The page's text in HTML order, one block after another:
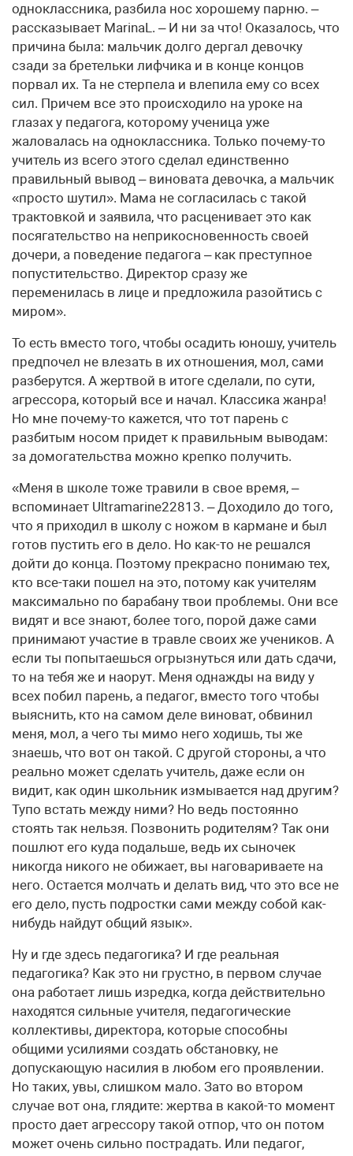
одноклассника, разбила нос хорошему парню. –
рассказывает MarinaL. – И ни за что! Оказалось, что
причина была: мальчик долго дергал девочку
сзади за бретельки лифчика и в конце концов
порвал их. Та не стерпела и влепила ему со всех
сил. Причем все это происходило на уроке на
глазах у педагога, которому ученица уже
жаловалась на одноклассника. Только почему-то
учитель из всего этого сделал единственно
правильный вывод – виновата девочка, а мальчик
«просто шутил». Мама не согласилась с такой
трактовкой и заявила, что расценивает это как
посягательство на неприкосновенность своей
дочери, а поведение педагога – как преступное
попустительство. Директор сразу же
переменилась в лице и предложила разойтись с
миром».
То есть вместо того, чтобы осадить юношу, учитель
предпочел не влезать в их отношения, мол, сами
разберутся. А жертвой в итоге сделали, по сути,
агрессора, который все и начал. Классика жанра!
Но мне почему-то кажется, что тот парень с
разбитым носом придет к правильным выводам:
за домогательства можно крепко получить.
«Меня в школе тоже травили в свое время, –
вспоминает Ultra­marine22813. – Доходило до того,
что я приходил в школу с ножом в кармане и был
готов пустить его в дело. Но как-то не решался
дойти до конца. Поэтому прекрасно понимаю тех,
кто все-таки пошел на это, потому как учителям
максимально по барабану твои проблемы. Они все
видят и все знают, более того, порой даже сами
принимают участие в травле своих же учеников. А
если ты попытаешься огрызнуться или дать сдачи,
то на тебя же и наорут. Меня однажды на виду у
всех побил парень, а педагог, вместо того чтобы
выяснить, кто на самом деле виноват, обвинил
меня, мол, а чего ты мимо него ходишь, ты же
знаешь, что вот он такой. С другой стороны, а что
реально может сделать учитель, даже если он
видит, как один школьник измывается над другим?
Тупо встать между ними? Но ведь постоянно
стоять так нельзя. Позвонить родителям? Так они
пошлют его куда подальше, ведь их сыночек
никогда никого не обижает, вы наговариваете на
него. Остается молчать и делать вид, что это все не
его дело, пусть подростки сами между собой как-
нибудь найдут общий язык».
Ну и где здесь педагогика? И где реальная
педагогика? Как это ни грустно, в первом случае
она работает лишь изредка, когда действительно
находятся сильные учителя, педагогические
коллективы, директора, которые способны
общими усилиями создать обстановку, не
допускающую насилия в любом его проявлении.
Но таких, увы, слишком мало. Зато во втором
случае вот она, глядите: жертва в какой-то момент
просто дает агрессору такой отпор, что он потом
может очень сильно пострадать. Или педагог,